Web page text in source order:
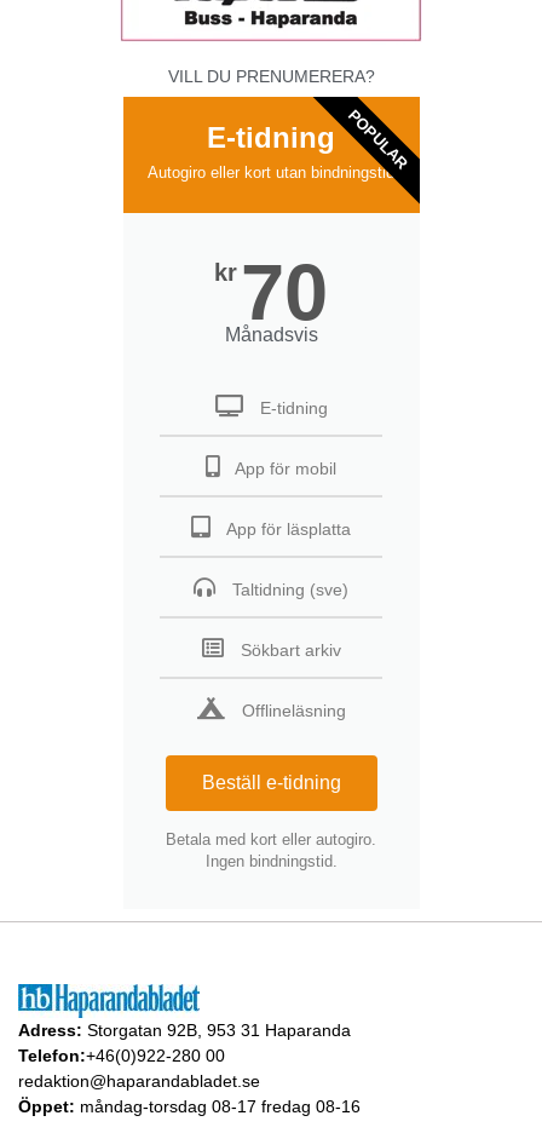
VILL DU PRENUMERERA?
E-tidning
Autogiro eller kort utan bindningstid
kr 70
Månadsvis
E-tidning
App för mobil
App för läsplatta
Taltidning (sve)
Sökbart arkiv
Offlineläsning
Beställ e-tidning
Betala med kort eller autogiro.
Ingen bindningstid.
POPULAR
Adress: Storgatan 92B, 953 31 Haparanda
Telefon:+46(0)922-280 00
redaktion@haparandabladet.se
Öppet: måndag-torsdag 08-17 fredag 08-16